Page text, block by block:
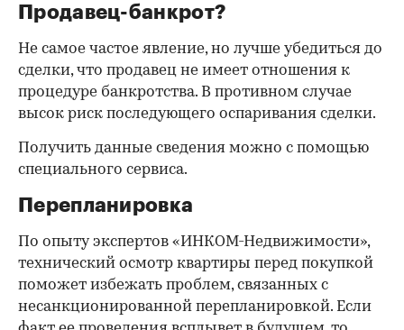
Продавец-банкрот?
Не самое частое явление, но лучше убедиться до
сделки, что продавец не имеет отношения к
процедуре банкротства. В противном случае
высок риск последующего оспаривания сделки.
Получить данные сведения можно с помощью
специального сервиса.
Перепланировка
По опыту экспертов «ИНКОМ-Недвижимости»,
технический осмотр квартиры перед покупкой
поможет избежать проблем, связанных с
несанкционированной перепланировкой. Если